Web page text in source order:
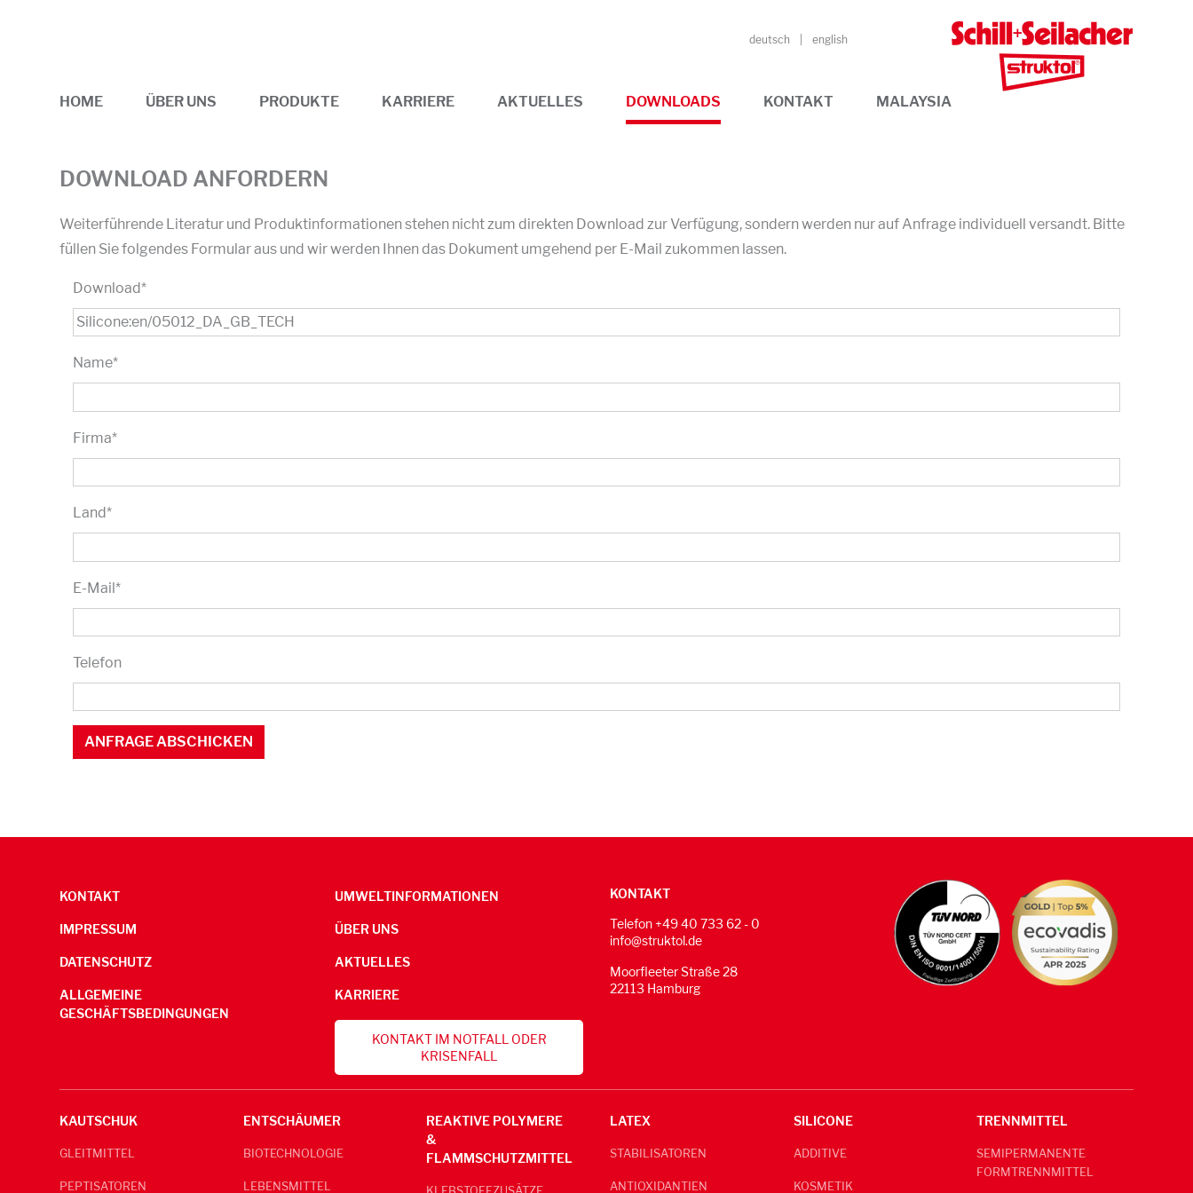
deutsch english
HOME ÜBER UNS PRODUKTE KARRIERE AKTUELLES DOWNLOADS KONTAKT MALAYSIA
DOWNLOAD ANFORDERN
Weiterführende Literatur und Produktinformationen stehen nicht zum direkten Download zur Verfügung, sondern werden nur auf Anfrage individuell versandt. Bitte
füllen Sie folgendes Formular aus und wir werden Ihnen das Dokument umgehend per E-Mail zukommen lassen.
Download*
Name*
Firma*
Land*
E-Mail*
Telefon
KONTAKT
IMPRESSUM
DATENSCHUTZ
ALLGEMEINE
GESCHÄFTSBEDINGUNGEN
UMWELTINFORMATIONEN
ÜBER UNS
AKTUELLES
KARRIERE
KONTAKT IM NOTFALL ODER
KRISENFALL
KONTAKT
Telefon +49 40 733 62 - 0
info@struktol.de
Moorfleeter Straße 28
22113 Hamburg
KAUTSCHUK
GLEITMITTEL
PEPTISATOREN
ENTSCHÄUMER
BIOTECHNOLOGIE
LEBENSMITTEL
REAKTIVE POLYMERE
&
FLAMMSCHUTZMITTEL
LATEX
STABILISATOREN
ANTIOXIDANTIEN
SILICONE
ADDITIVE
KOSMETIK
TRENNMITTEL
SEMIPERMANENTE
FORMTRENNMITTEL